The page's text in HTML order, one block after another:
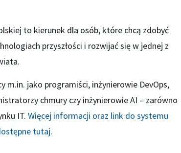
to kierunek dla osób, które chcą zdobyć
przyszłości i rozwijać się w jednej z
m.in. jako programiści, inżynierowie DevOps,
chmury czy inżynierowie AI – zarówno
IT. Więcej informacji oraz link do systemu
tutaj.